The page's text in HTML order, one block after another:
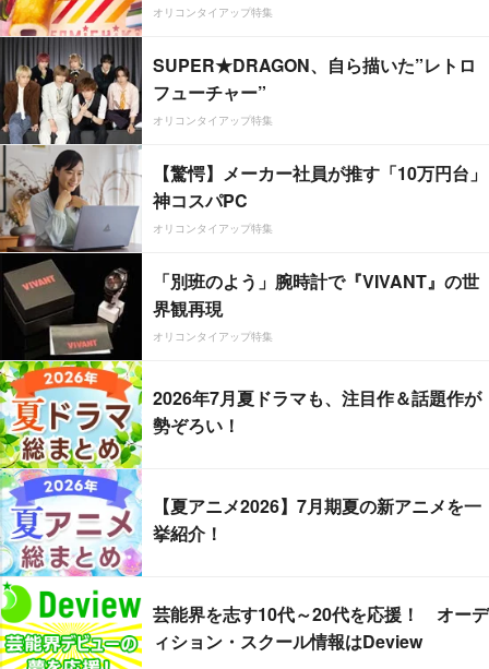
オリコンタイアップ特集
SUPER★DRAGON、自ら描いた”レトロ
フューチャー”
オリコンタイアップ特集
【驚愕】メーカー社員が推す「10万円台」
神コスパPC
オリコンタイアップ特集
「別班のよう」腕時計で『VIVANT』の世
界観再現
オリコンタイアップ特集
2026年7月夏ドラマも、注目作＆話題作が
勢ぞろい！
【夏アニメ2026】7月期夏の新アニメを一
挙紹介！
芸能界を志す10代～20代を応援！ オーデ
ィション・スクール情報はDeview